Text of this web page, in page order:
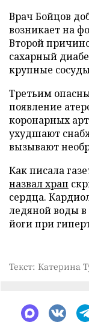
Врач Бойцов
возникает на
Второй
сахарный
крупные
Третьим
появление
коронарных
ухудшают
вызывают
Как писала
назвал храп
сердца.
ледяной воды
йоги при
Текст: Катерина